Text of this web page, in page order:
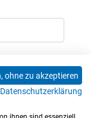
ohne zu akzeptieren
Datenschutzerklärung